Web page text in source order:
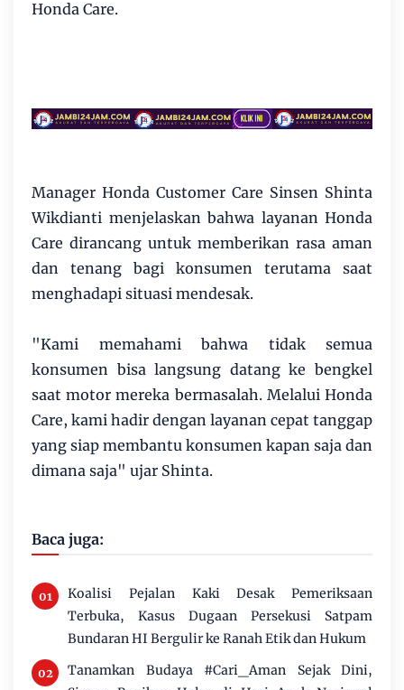
Honda Care.
Manager Honda Customer Care Sinsen Shinta
Wikdianti menjelaskan bahwa layanan Honda
Care dirancang untuk memberikan rasa aman
dan tenang bagi konsumen terutama saat
menghadapi situasi mendesak.
"Kami memahami bahwa tidak semua
konsumen bisa langsung datang ke bengkel
saat motor mereka bermasalah. Melalui Honda
Care, kami hadir dengan layanan cepat tanggap
yang siap membantu konsumen kapan saja dan
dimana saja" ujar Shinta.
Baca juga:
Koalisi Pejalan Kaki Desak Pemeriksaan
Terbuka, Kasus Dugaan Persekusi Satpam
Bundaran HI Bergulir ke Ranah Etik dan Hukum
Tanamkan Budaya #Cari_Aman Sejak Dini,